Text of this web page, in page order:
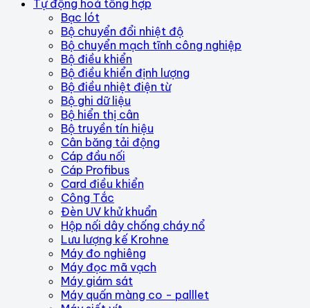
Tự động hoá tổng hợp
Bạc lót
Bộ chuyển đổi nhiệt độ
Bộ chuyển mạch tĩnh công nghiệp
Bộ điều khiển
Bộ điều khiển định lượng
Bộ điều nhiệt điện từ
Bộ ghi dữ liệu
Bộ hiển thị cân
Bộ truyền tín hiệu
Cân băng tải động
Cáp đầu nối
Cáp Profibus
Card điều khiển
Công Tắc
Đèn UV khử khuẩn
Hộp nối dây chống cháy nổ
Lưu lượng kế Krohne
Máy đo nghiêng
Máy đọc mã vạch
Máy giám sát
Máy quấn màng co - palllet